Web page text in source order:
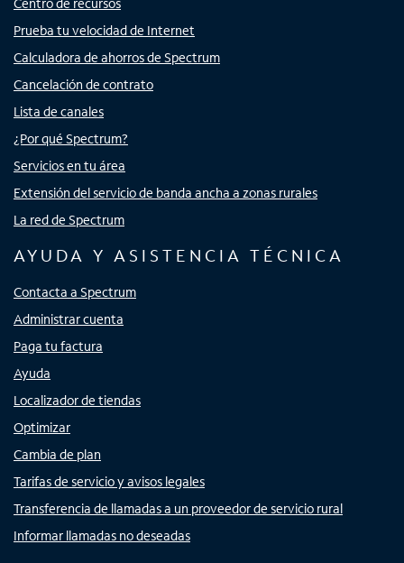
Centro de recursos
Prueba tu velocidad de Internet
Calculadora de ahorros de Spectrum
Cancelación de contrato
Lista de canales
¿Por qué Spectrum?
Servicios en tu área
Extensión del servicio de banda ancha a zonas rurales
La red de Spectrum
AYUDA Y ASISTENCIA TÉCNICA
Contacta a Spectrum
Administrar cuenta
Paga tu factura
Ayuda
Localizador de tiendas
Optimizar
Cambia de plan
Tarifas de servicio y avisos legales
Transferencia de llamadas a un proveedor de servicio rural
Informar llamadas no deseadas